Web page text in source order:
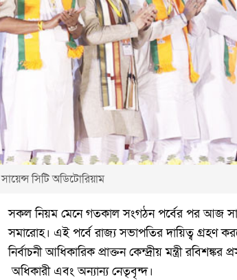
সায়েন্স সিটি অডিটোরিয়াম
সকল নিয়ম মেনে গতকাল সংগঠন পর্বের পর আজ
সমারোহ। এই পর্বে রাজ্য সভাপতির দায়িত্ব গ্রহণ
নির্বাচনী আধিকারিক প্রাক্তন কেন্দ্রীয় মন্ত্রী
অধিকারী এবং অন্যান্য নেতৃবৃন্দ।